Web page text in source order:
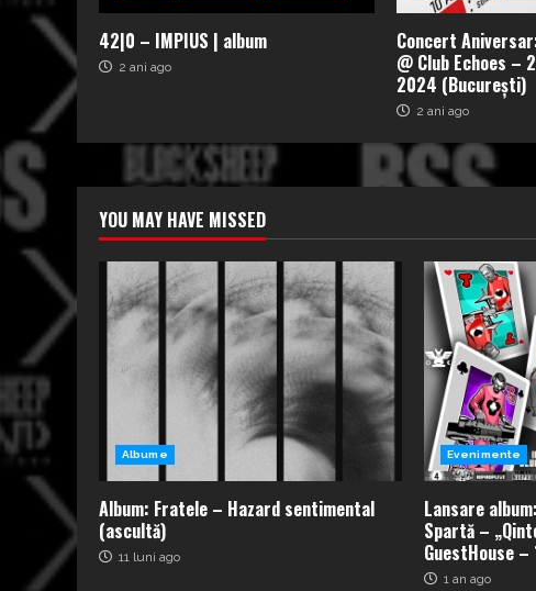
42|0 – IMPIUS | album
2 ani ago
Concert
@ Club Echoes –
2024 (București)
2 ani ago
YOU MAY HAVE MISSED
Albume
Album: Fratele – Hazard sentimental
(ascultă)
11 luni ago
Evenimente
Lansare
Spartă –
GuestHouse
1 an ago